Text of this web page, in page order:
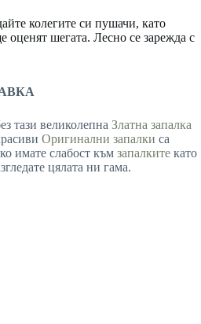
колегите си пушачи, като
оценят шегата. Лесно се зарежда с
тази великолепна Златна запалка
Оригинални запалки са
имате слабост към запалките като
цялата ни гама.